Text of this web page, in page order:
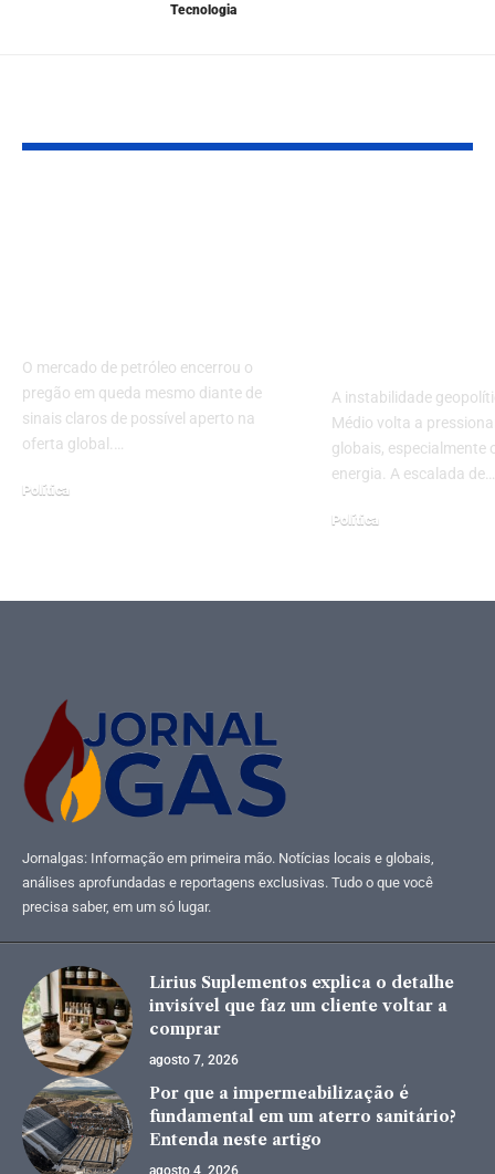
Tecnologia
O mercado de petróleo encerrou o
pregão em queda mesmo diante de
sinais claros de possível aperto na
oferta global.…
Política
A instabilidade
Médio volta a
globais, especialmente
energia. A escalada de…
Política
Jornalgas: Informação em primeira mão. Notícias locais e globais,
análises aprofundadas e reportagens exclusivas. Tudo o que você
precisa saber, em um só lugar.
Lirius Suplementos explica o detalhe
invisível que faz um cliente voltar a
comprar
agosto 7, 2026
Por que a impermeabilização é
fundamental em um aterro sanitário?
Entenda neste artigo
agosto 4, 2026